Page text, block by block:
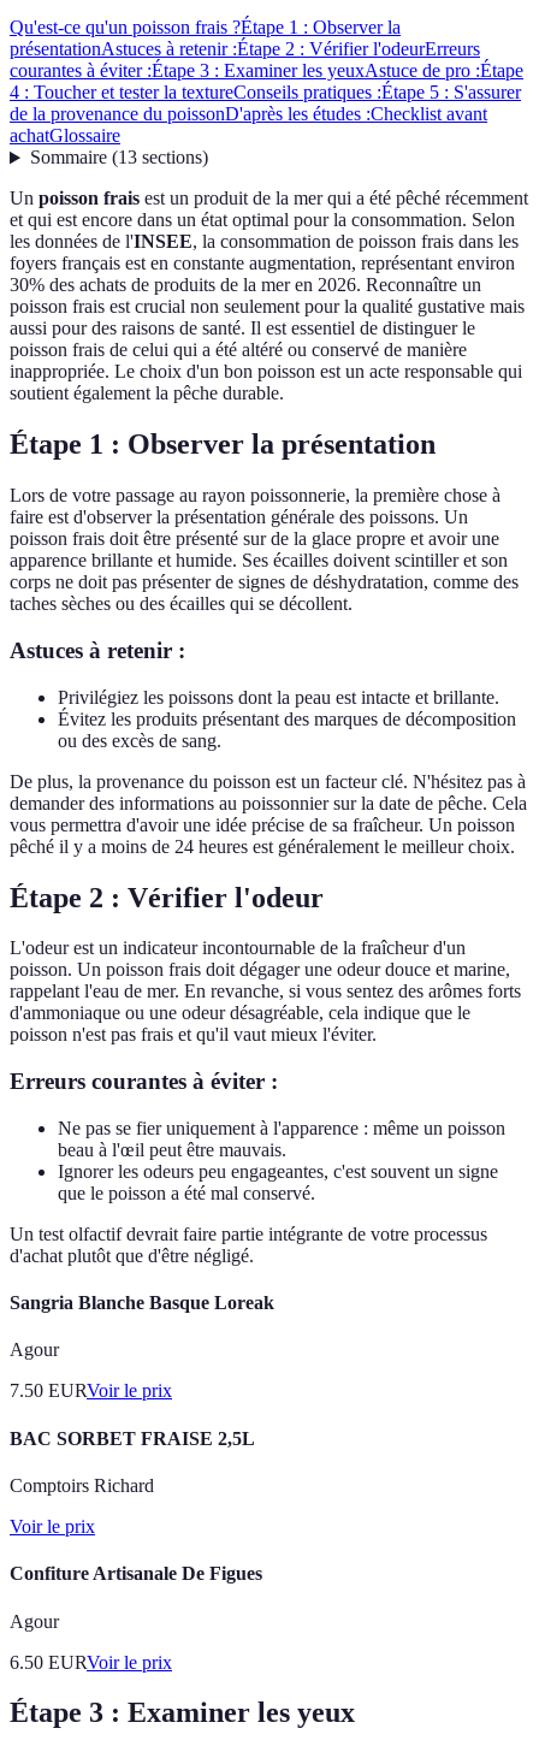
Qu'est-ce qu'un poisson frais ?Étape 1 : Observer la
présentationAstuces à retenir :Étape 2 : Vérifier l'odeurErreurs
courantes à éviter :Étape 3 : Examiner les yeuxAstuce de pro :Étape
4 : Toucher et tester la textureConseils pratiques :Étape 5 : S'assurer
de la provenance du poissonD'après les études :Checklist avant
achatGlossaire
Sommaire(13 sections)
Un poisson frais est un produit de la mer qui a été pêché récemment
et qui est encore dans un état optimal pour la consommation. Selon
les données de l'INSEE, la consommation de poisson frais dans les
foyers français est en constante augmentation, représentant environ
30% des achats de produits de la mer en 2026. Reconnaître un
poisson frais est crucial non seulement pour la qualité gustative mais
aussi pour des raisons de santé. Il est essentiel de distinguer le
poisson frais de celui qui a été altéré ou conservé de manière
inappropriée. Le choix d'un bon poisson est un acte responsable qui
soutient également la pêche durable.
Étape 1 : Observer la présentation
Lors de votre passage au rayon poissonnerie, la première chose à
faire est d'observer la présentation générale des poissons. Un
poisson frais doit être présenté sur de la glace propre et avoir une
apparence brillante et humide. Ses écailles doivent scintiller et son
corps ne doit pas présenter de signes de déshydratation, comme des
taches sèches ou des écailles qui se décollent.
Astuces à retenir :
Privilégiez les poissons dont la peau est intacte et brillante.
Évitez les produits présentant des marques de décomposition
ou des excès de sang.
De plus, la provenance du poisson est un facteur clé. N'hésitez pas à
demander des informations au poissonnier sur la date de pêche. Cela
vous permettra d'avoir une idée précise de sa fraîcheur. Un poisson
pêché il y a moins de 24 heures est généralement le meilleur choix.
Étape 2 : Vérifier l'odeur
L'odeur est un indicateur incontournable de la fraîcheur d'un
poisson. Un poisson frais doit dégager une odeur douce et marine,
rappelant l'eau de mer. En revanche, si vous sentez des arômes forts
d'ammoniaque ou une odeur désagréable, cela indique que le
poisson n'est pas frais et qu'il vaut mieux l'éviter.
Erreurs courantes à éviter :
Ne pas se fier uniquement à l'apparence : même un poisson
beau à l'œil peut être mauvais.
Ignorer les odeurs peu engageantes, c'est souvent un signe
que le poisson a été mal conservé.
Un test olfactif devrait faire partie intégrante de votre processus
d'achat plutôt que d'être négligé.
Sangria Blanche Basque Loreak
Agour
7.50 EURVoir le prix
BAC SORBET FRAISE 2,5L
Comptoirs Richard
Voir le prix
Confiture Artisanale De Figues
Agour
6.50 EURVoir le prix
Étape 3 : Examiner les yeux